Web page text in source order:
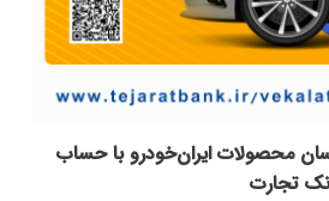
محصولات ایران‌خودرو با حساب
تجارت